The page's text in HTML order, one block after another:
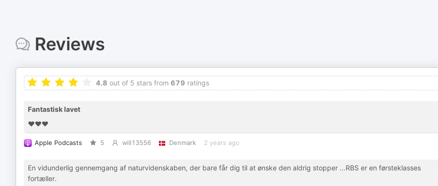
Reviews
4.8 out of 5 stars from 679 ratings
Fantastisk lavet
❤️❤️❤️
Apple Podcasts 5 will13556 Denmark 2 years ago
En vidunderlig gennemgang af naturvidenskaben, der bare får dig til at ønske den aldrig stopper ...RBS er en førsteklasses
fortæller.